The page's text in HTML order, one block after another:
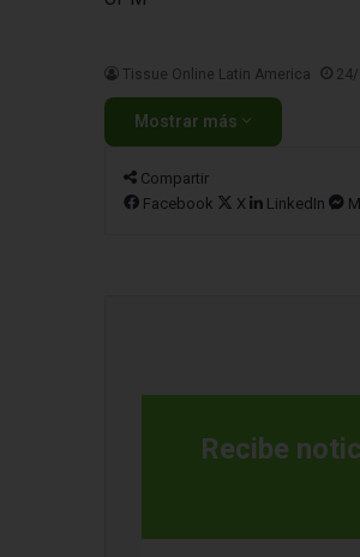
Tissue Online Latin America
Mostrar más
Compartir
Facebook
X LinkedIn
Recibe